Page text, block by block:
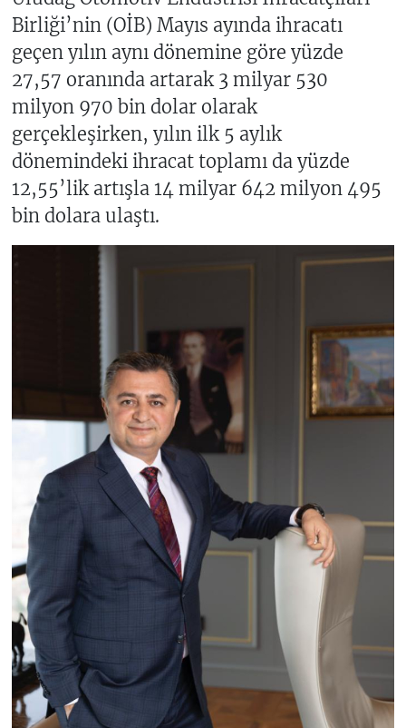
Birliği’nin (OİB) Mayıs ayında ihracatı
geçen yılın aynı dönemine göre yüzde
27,57 oranında artarak 3 milyar 530
milyon 970 bin dolar olarak
gerçekleşirken, yılın ilk 5 aylık
dönemindeki ihracat toplamı da yüzde
12,55’lik artışla 14 milyar 642 milyon 495
bin dolara ulaştı.